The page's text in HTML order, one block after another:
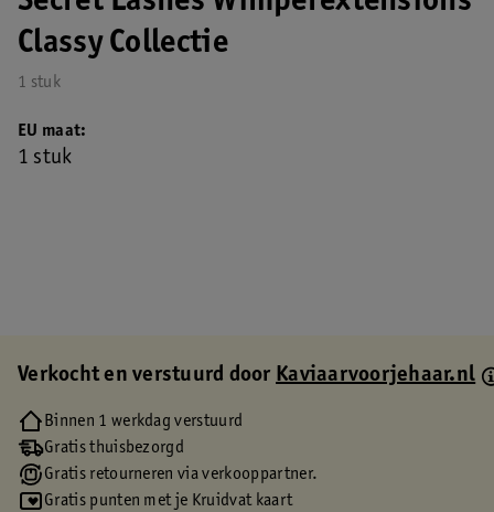
Classy Collectie
1 stuk
EU maat
1 stuk
Verkocht en verstuurd doorKaviaarvoorjehaar.nl
Binnen 1 werkdag verstuurd
Gratis thuisbezorgd
Gratis retourneren via verkooppartner.
Gratis punten met je Kruidvat kaart